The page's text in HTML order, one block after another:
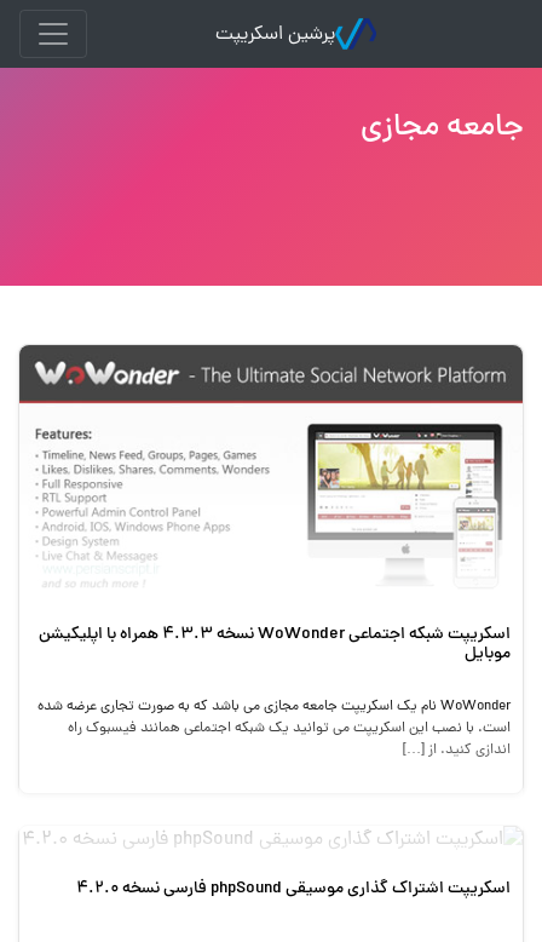
پرشین اسکریپت
جامعه مجازی
اسکریپت شبکه اجتماعی WoWonder نسخه 4.3.3 همراه با اپلیکیشن
موبایل
WoWonder نام یک اسکریپت جامعه مجازی می باشد که به صورت تجاری عرضه شده
است. با نصب این اسکریپت می توانید یک شبکه اجتماعی همانند فیسبوک راه
اندازی کنید. از […]
اسکریپت اشتراک گذاری موسیقی phpSound فارسی نسخه 4.2.0